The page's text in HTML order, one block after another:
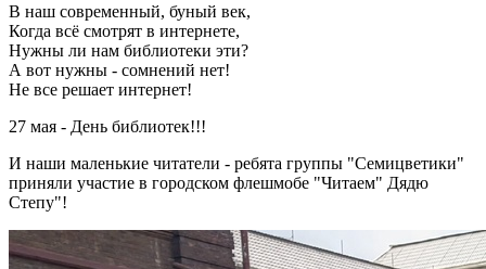
В наш современный, буный век,
Когда всё смотрят в интернете,
Нужны ли нам библиотеки эти?
А вот нужны - сомнений нет!
Не все решает интернет!
27 мая - День библиотек!!!
И наши маленькие читатели - ребята группы "Семицветики"
приняли участие в городском флешмобе "Читаем" Дядю
Степу"!